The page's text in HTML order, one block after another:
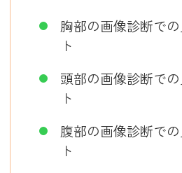
胸部の画像診断で
ト
頭部の画像診断で
ト
腹部の画像診断で
ト